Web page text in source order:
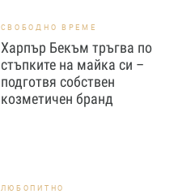
СВОБОДНО ВРЕМЕ
Харпър Бекъм тръгва по
стъпките на майка си –
подготвя собствен
козметичен бранд
ЛЮБОПИТНО